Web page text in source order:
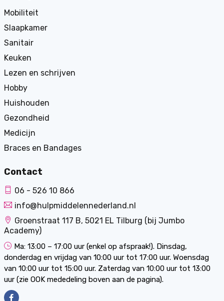
Mobiliteit
Slaapkamer
Sanitair
Keuken
Lezen en schrijven
Hobby
Huishouden
Gezondheid
Medicijn
Braces en Bandages
Contact
06 - 526 10 866
info@hulpmiddelennederland.nl
Groenstraat 117 B, 5021 EL Tilburg (bij Jumbo
Academy)
Ma: 13:00 – 17:00 uur (enkel op afspraak!). Dinsdag,
donderdag en vrijdag van 10:00 uur tot 17:00 uur. Woensdag
van 10:00 uur tot 15:00 uur. Zaterdag van 10:00 uur tot 13:00
uur (zie OOK mededeling boven aan de pagina).